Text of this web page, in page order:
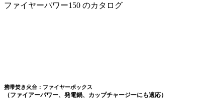
ファイヤーパワー150 のカタログ
携帯焚き火台：ファイヤーボックス
（ファイアーパワー、発電鍋、カップチャージーにも適応）